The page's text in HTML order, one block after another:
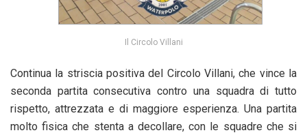
Il Circolo Villani
Continua la striscia positiva del Circolo Villani, che vince la
seconda partita consecutiva contro una squadra di tutto
rispetto, attrezzata e di maggiore esperienza. Una partita
molto fisica che stenta a decollare, con le squadre che si